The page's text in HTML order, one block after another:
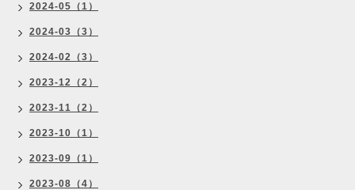
2024-05（1）
2024-03（3）
2024-02（3）
2023-12（2）
2023-11（2）
2023-10（1）
2023-09（1）
2023-08（4）